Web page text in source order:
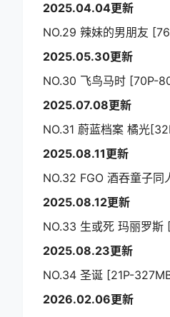
2025.04.04更新
NO.29 辣妹的男朋友
2025.05.30更新
NO.30 飞鸟马时 [70P-
2025.07.08更新
NO.31 蔚蓝档案 橘光
2025.08.11更新
NO.32 FGO 酒吞童子
2025.08.12更新
NO.33 生或死 玛丽罗斯
2025.08.23更新
NO.34 圣诞 [21P-
2026.02.06更新